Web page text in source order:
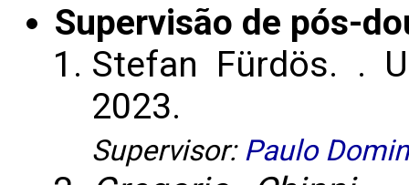
Supervisão de pós-
Stefan Fürdös. .
2023.
Supervisor: Paulo